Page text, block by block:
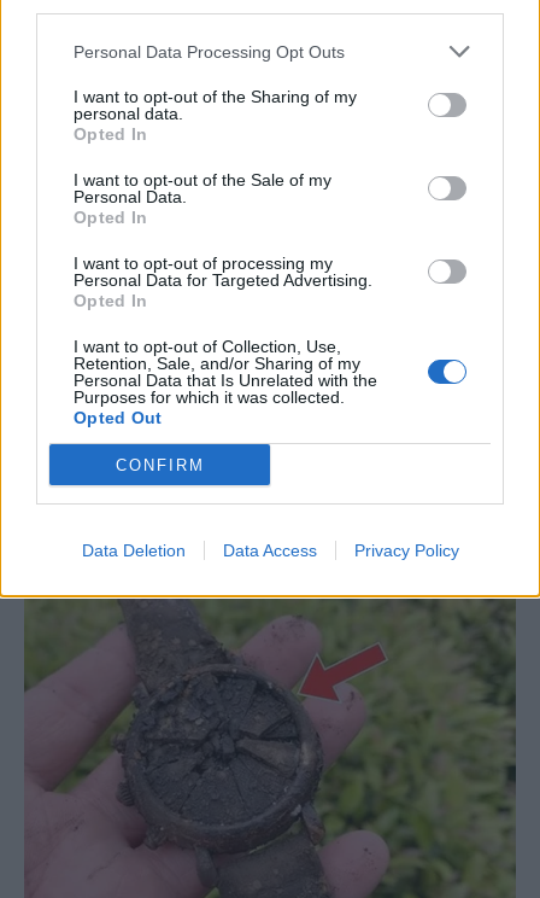
Personal Data Processing Opt Outs
I want to opt-out of the Sharing of my
personal data.
Opted In
I want to opt-out of the Sale of my
Personal Data.
Opted In
I want to opt-out of processing my
Personal Data for Targeted Advertising.
Opted In
I want to opt-out of Collection, Use,
Retention, Sale, and/or Sharing of my
Personal Data that Is Unrelated with the
Purposes for which it was collected.
Opted Out
CONFIRM
Data Deletion Data Access Privacy Policy